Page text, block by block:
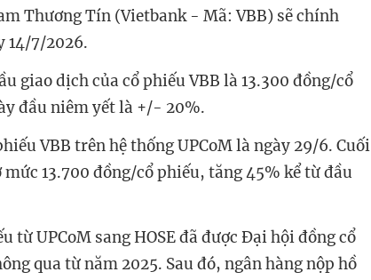
Thương Tín (Vietbank - Mã: VBB) sẽ chính
14/7/2026.
giao dịch của cổ phiếu VBB là 13.300 đồng/cổ
đầu niêm yết là +/- 20%.
VBB trên hệ thống UPCoM là ngày 29/6. Cuối
13.700 đồng/cổ phiếu, tăng 45% kể từ đầu
từ UPCoM sang HOSE đã được Đại hội đồng cổ
qua từ năm 2025. Sau đó, ngân hàng nộp hồ